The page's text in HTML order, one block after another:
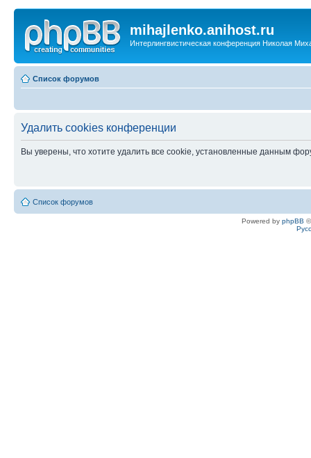
mihajlenko.anihost.ru
Интерлингвистическая конференция Николая
Список форумов
Удалить cookies конференции
Вы уверены, что хотите удалить все cookie, установленные данным
Список форумов
Powered by phpBB